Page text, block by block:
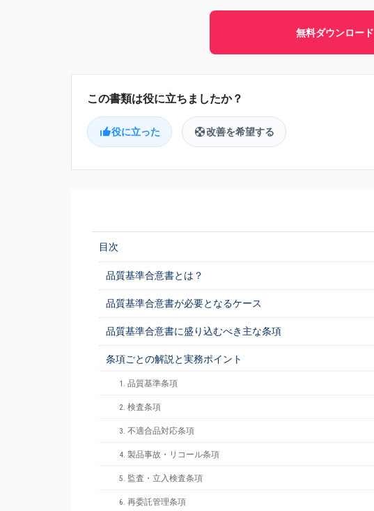
無料ダウンロード
役に立った 改善を希望する
目次
品質基準合意書とは？
品質基準合意書が必要となるケース
品質基準合意書に盛り込むべき主な条項
条項ごとの解説と実務ポイント
1. 品質基準条項
2. 検査条項
3. 不適合品対応条項
4. 製品事故・リコール条項
5. 監査・立入検査条項
6. 再委託管理条項